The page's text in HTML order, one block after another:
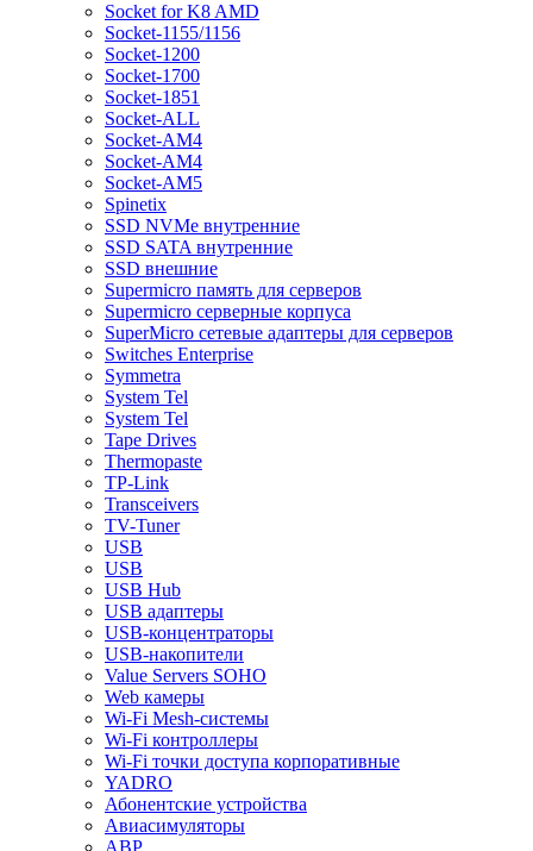
Socket for K8 AMD
Socket-1155/1156
Socket-1200
Socket-1700
Socket-1851
Socket-ALL
Socket-AM4
Socket-AM4
Socket-AM5
Spinetix
SSD NVMe внутренние
SSD SATA внутренние
SSD внешние
Supermicro память для серверов
Supermicro серверные корпуса
SuperMicro сетевые адаптеры для серверов
Switches Enterprise
Symmetra
System Tel
System Tel
Tape Drives
Thermopaste
TP-Link
Transceivers
TV-Tuner
USB
USB
USB Hub
USB адаптеры
USB-концентраторы
USB-накопители
Value Servers SOHO
Web камеры
Wi-Fi Mesh-системы
Wi-Fi контроллеры
Wi-Fi точки доступа корпоративные
YADRO
Абонентские устройства
Авиасимуляторы
АВР